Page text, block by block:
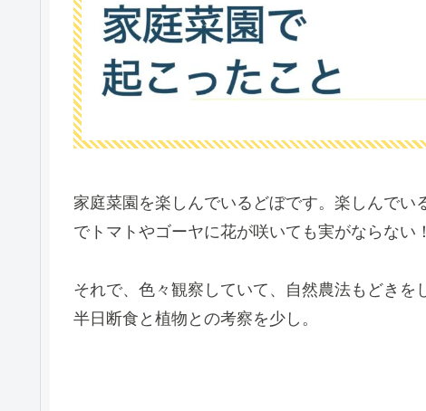
家庭菜園を楽しんでいるどぼです。楽しんで
でトマトやゴーヤに花が咲いても実がならない！
それで、色々観察していて、自然農法もどき
半日断食と植物との考察を少し。